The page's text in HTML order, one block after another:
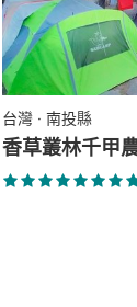
台灣 · 南投縣
香草叢林千甲